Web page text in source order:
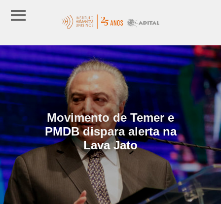
Movimento de Temer e
PMDB dispara alerta na
Lava Jato